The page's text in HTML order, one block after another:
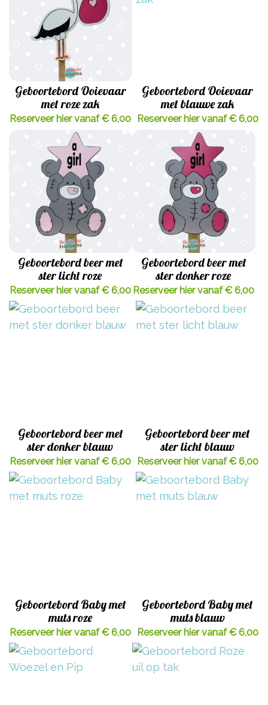
Geboortebord Ooievaar
met roze zak
Reserveer hier vanaf € 6,00
Geboortebord Ooievaar
met blauwe zak
Reserveer hier vanaf € 6,00
Geboortebord beer met
ster licht roze
Reserveer hier vanaf € 6,00
Geboortebord beer met
ster donker roze
Reserveer hier vanaf € 6,00
Geboortebord beer met
ster donker blauw
Reserveer hier vanaf € 6,00
Geboortebord beer met
ster licht blauw
Reserveer hier vanaf € 6,00
Geboortebord Baby met
muts roze
Reserveer hier vanaf € 6,00
Geboortebord Baby met
muts blauw
Reserveer hier vanaf € 6,00